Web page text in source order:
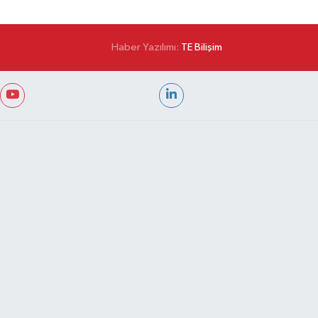
Haber Yazılımı: TE Bilişim